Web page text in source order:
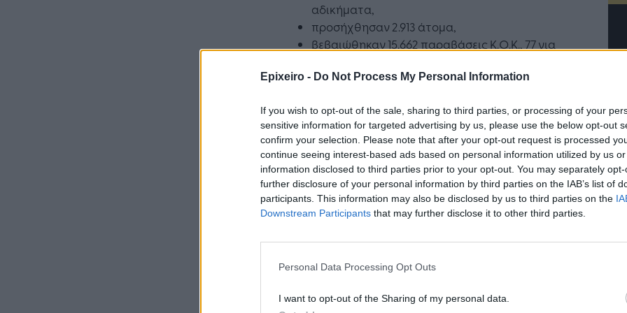
Epixeiro - Do Not Process My Personal Information
If you wish to opt-out of the sale, sharing to third parties, or processing of your
sensitive information for targeted advertising by us, please use the below opt-out
confirm your selection. Please note that after your opt-out request is processed
continue seeing interest-based ads based on personal information utilized by us
information disclosed to third parties prior to your opt-out. You may separately
further disclosure of your personal information by third parties on the IAB’s list of
participants. This information may also be disclosed by us to third parties on the
Downstream Participants that may further disclose it to other third parties.
Personal Data Processing Opt Outs
I want to opt-out of the Sharing of my personal data.
αδικήματα,
προσήχθησαν 2.913 άτομα,
βεβαιώθηκαν 15.662 παραβάσεις Κ.Ο.Κ., 77 για
ακινητοποιήθηκαν 496 οχήματα,
Ενδεικτικά, αστυνομικές επιχειρήσεις
πραγματοποιήθηκαν:
στο κέντρο της Αθήνας όπου από την
Υποδιεύθυνση Περιπολιών της Διεύθυνσης
Αστυνομίας Αθηνών διενεργήθηκαν -1.242-
συνελήφθησαν -28-, από τα οποία -15- για
παρεμπόριο, -9- για ναρκωτικά, -1- για απόπειρα
παράβαση του νόμου περί αλλοδαπών και -1-
Η Τεχνητή Νοημοσύνη: το νέο
επιχείρησης
Οι προσλήψεις αλλάζουν: To
«σύμμαχος» για κάθε